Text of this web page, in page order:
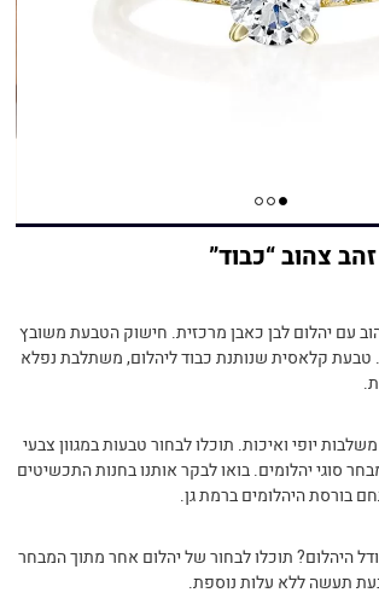
צהוב “כבוד”
עם יהלום לבן כאבן מרכזית. חישוק הטבעת משובץ
טבעת קלאסית שנותנת כבוד ליהלום, משתלבת נפלא
יופי ואיכות. תוכלו לבחור טבעות במגוון צבעי
סוגי יהלומים. בואו לבקר אותנו בחנות התכשיטים
היהלום? תוכלו לבחור של יהלום אחר מתוך המבחר
תעשה ללא עלות נוספת.